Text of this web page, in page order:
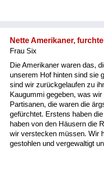
in die Stauden“ und tat es.
saßen 2 Soldaten mit
Nette Amerikaner,
Frau Six
Die Amerikaner waren das,
unserem Hof hinten sind sie
sind wir zurückgelaufen zu
Kaugummi gegeben, was
Partisanen, die waren die
gefürchtet. Erstens haben
haben von den Häusern die
wir verstecken müssen. Wir
gestohlen und vergewaltigt